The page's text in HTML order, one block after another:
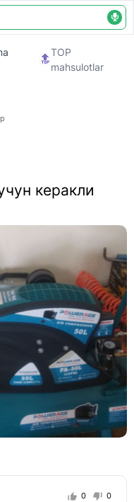
TOP
mahsulotlar
керакли
0 0